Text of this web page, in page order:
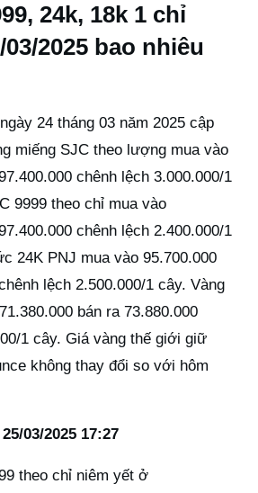
24k, 18k 1 chỉ
2025 bao nhiêu
24 tháng 03 năm 2025 cập
miếng SJC theo lượng mua vào
chênh lệch 3.000.000/1
9999 theo chỉ mua vào
chênh lệch 2.400.000/1
24K PNJ mua vào 95.700.000
lệch 2.500.000/1 cây. Vàng
bán ra 73.880.000
1 cây. Giá vàng thế giới giữ
không thay đổi so với hôm
03/2025 17:27
theo chỉ niêm yết ở